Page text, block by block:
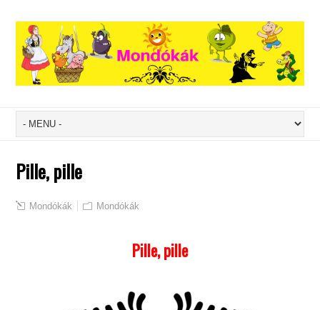
Pille, pille
Mondókák Mondókák
Pille, pille